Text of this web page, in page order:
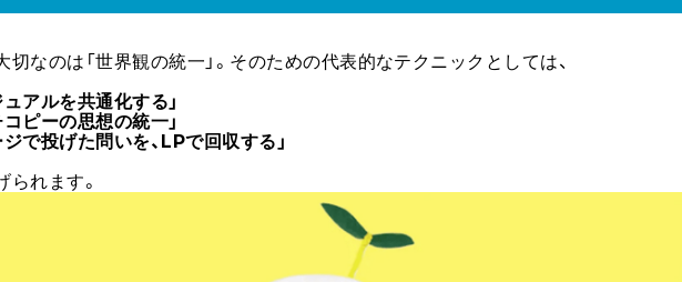
切なのは「世界観の統一」。そのための代表的なテクニックとしては、
ュアルを共通化する」
コピーの思想の統一」
ジで投げた問いを、LPで回収する」
られます。